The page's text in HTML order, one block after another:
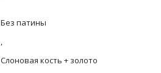
Без патины
,
Слоновая кость + золото